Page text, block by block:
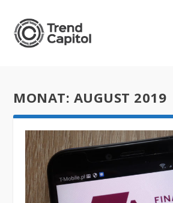
MONAT: AUGUST 2019